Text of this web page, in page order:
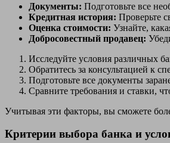
Документы: Подготовьте все
Кредитная история: Проверьте
Оценка стоимости: Узнайте,
Добросовестный продавец:
Исследуйте условия различных
Обратитесь за консультацией к
Подготовьте все документы
Сравните требования и ставки,
Учитывая эти факторы, вы сможете
Критерии выбора банка и